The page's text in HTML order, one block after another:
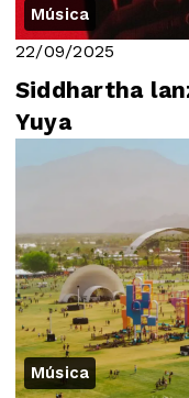
Música
22/09/2025
Siddhartha
Yuya
Música